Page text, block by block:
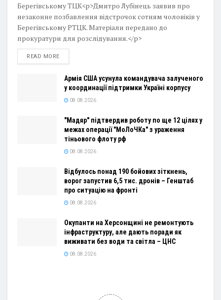
Берегівському ТЦК<p>Дмитро Лубінець заявив про
незаконне позбавлення відстрочок сотням чоловіків у
Берегівському РТЦК. Матеріали передано до
прокуратури для розслідування.</p>
READ MOREDETAILS
Армія США усунула командувача залученого
у координації підтримки Україні корпусу
08.08.2026
"Мадяр" підтвердив роботу по ще 12 цілях у
межах операції "МоЛоЧКа" з ураження
тіньового флоту рф
08.08.2026
Відбулось понад 190 бойових зіткнень,
ворог запустив 6,5 тис. дронів – Генштаб
про ситуацію на фронті
08.08.2026
Окупанти на Херсонщині не ремонтують
інфраструктуру, але дають поради як
виживати без води та світла – ЦНС
08.08.2026